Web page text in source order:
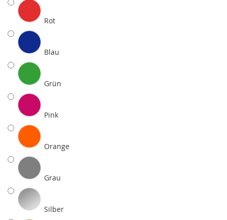
Rot
Blau
Grün
Pink
Orange
Grau
Silber